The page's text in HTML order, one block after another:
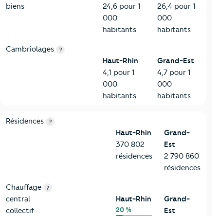
biens
24,6 pour 1
000
habitants
26,4 pour 1
000
habitants
Cambriolages ?
Haut-Rhin
4,1 pour 1
000
habitants
Grand-Est
4,7 pour 1
000
habitants
8-Chauffage
Critères Haut-Rhin
Résidences ?
Haut-Rhin
370 802
résidences
Grand-
Est
2 790 860
résidences
Chauffage
central
collectif
?
Haut-Rhin
20 %
Grand-
Est